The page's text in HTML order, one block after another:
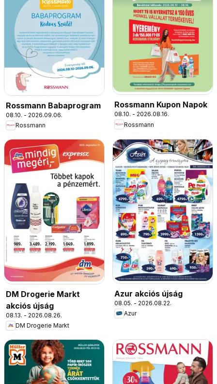
Rossmann Babaprogram
08.10. - 2026.09.06.
Rossmann
Rossmann Kupon Napok
08.10. - 2026.08.16.
Rossmann
DM Drogerie Markt
akciós újság
08.13. - 2026.08.26.
DM Drogerie Markt
Azur akciós újság
08.05. - 2026.08.22.
Azur